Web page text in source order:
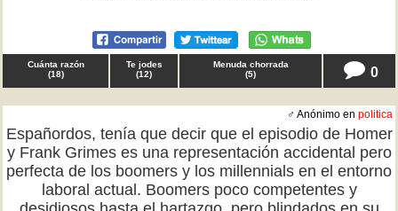
Cuánta razón
(18)
Te jodes
(12)
Menuda chorrada
(5) 0
♂ Anónimo en politica
Españordos, tenía que decir que el episodio de Homer
y Frank Grimes es una representación accidental pero
perfecta de los boomers y los millennials en el entorno
laboral actual. Boomers poco competentes y